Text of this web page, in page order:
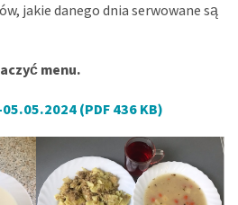
jakie danego dnia serwowane są
menu.
(PDF 436 KB)